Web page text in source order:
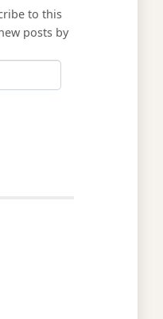
to this
posts by